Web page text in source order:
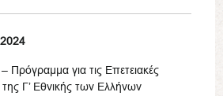
Πρόγραμμα για τις Επετειακές
Γ’ Εθνικής των Ελλήνων